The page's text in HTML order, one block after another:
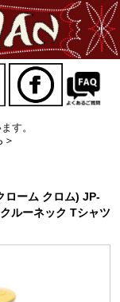
す。
＞
ローム クロム) JP-
ルーネック Tシャツ